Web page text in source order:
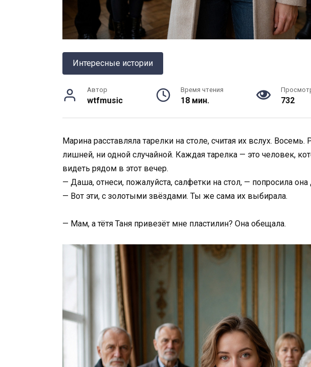
Интересные истории
Автор
wtfmusic
Время чтения
18 мин. 732
Марина расставляла тарелки на столе, считая их вслух.
лишней, ни одной случайной. Каждая тарелка — это человек,
видеть рядом в этот вечер.
— Даша, отнеси, пожалуйста, салфетки на стол, — попросила она
— Вот эти, с золотыми звёздами. Ты же сама их выбирала.
— Мам, а тётя Таня привезёт мне пластилин? Она обещала.